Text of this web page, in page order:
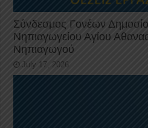
Σύνδεσμος Γονέων
Νηπιαγωγείου Αγίου
Νηπιαγωγού
July 17, 2026